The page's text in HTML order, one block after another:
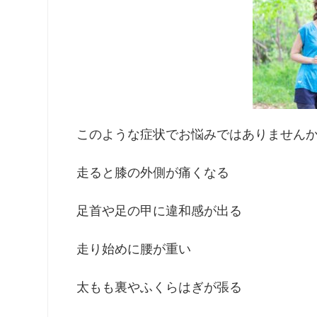
このような症状でお悩みではありません
走ると膝の外側が痛くなる
足首や足の甲に違和感が出る
走り始めに腰が重い
太もも裏やふくらはぎが張る